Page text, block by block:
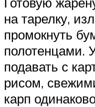
на тарелку,
промокнуть
полотенцами.
подавать с
рисом,
карп